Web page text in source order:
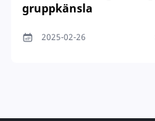
gruppkänsla
2025-02-26